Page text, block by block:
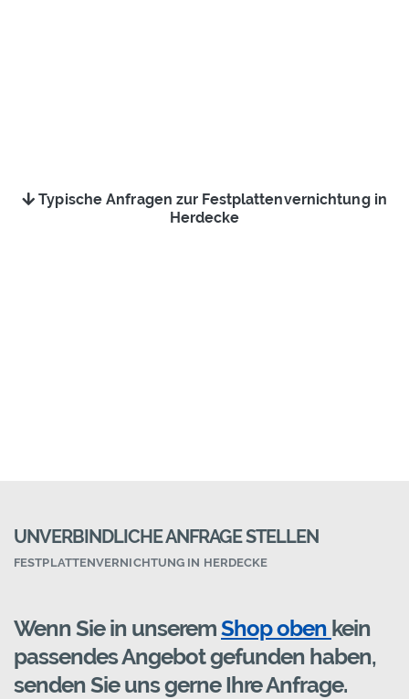
Typische Anfragen zur Festplattenvernichtung in
Herdecke
UNVERBINDLICHE ANFRAGE STELLEN
FESTPLATTENVERNICHTUNG IN HERDECKE
Wenn Sie in unseremShop oben kein
passendes Angebot gefunden haben,
senden Sie uns gerne Ihre Anfrage.